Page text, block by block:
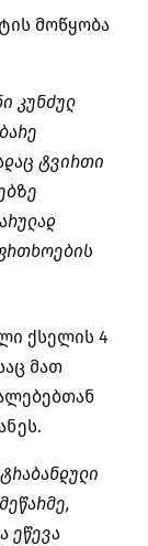
მოწყობა
კუნძულ
ტვირთი
ქსელის 4
მათ
ეწევა